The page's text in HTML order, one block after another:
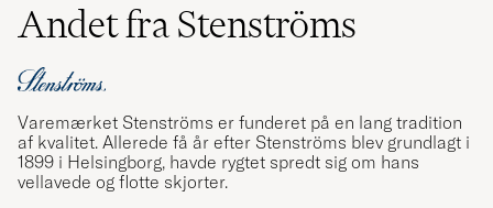
Andet fra Stenströms
Varemærket Stenströms er funderet på en lang tradition
af kvalitet. Allerede få år efter Stenströms blev grundlagt i
1899 i Helsingborg, havde rygtet spredt sig om hans
vellavede og flotte skjorter.